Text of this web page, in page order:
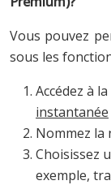
Vous pouvez
sous les
Accédez à
instantanée
Nommez la
Choisissez
exemple,